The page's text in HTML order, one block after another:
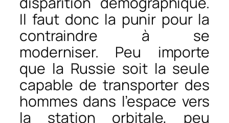
Il faut donc la punir pour la
contraindre à se
moderniser. Peu importe
que la Russie soit la seule
capable de transporter des
hommes dans l’espace vers
la station orbitale, peu